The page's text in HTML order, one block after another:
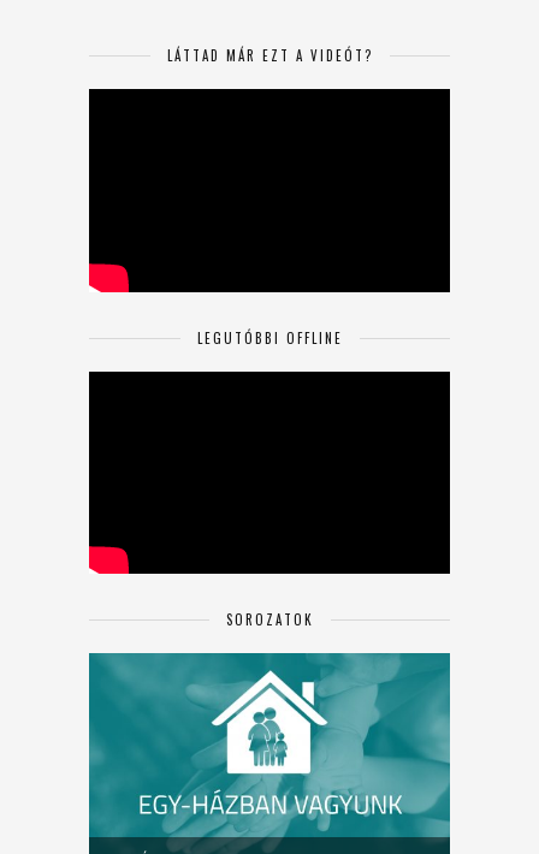
LÁTTAD MÁR EZT A VIDEÓT?
LEGUTÓBBI OFFLINE
SOROZATOK